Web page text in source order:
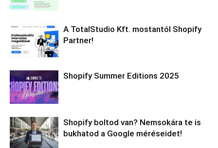
A TotalStudio Kft. mostantól Shopify
Partner!
Shopify Summer Editions 2025
Shopify boltod van? Nemsokára te is
bukhatod a Google méréseidet!